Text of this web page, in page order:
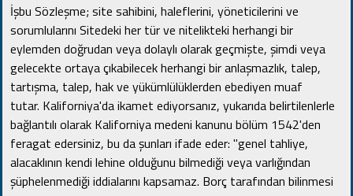
İşbu Sözleşme; site sahibini, haleflerini, yöneticilerini ve
sorumlularını Sitedeki her tür ve nitelikteki herhangi bir
eylemden doğrudan veya dolaylı olarak geçmişte, şimdi veya
gelecekte ortaya çıkabilecek herhangi biranlaşmazlık, talep,
tartışma, talep, hak ve yükümlülüklerden ebediyen muaf
tutar. Kaliforniya'da ikamet ediyorsanız, yukarıda belirtilenlerle
bağlantılı olarak Kaliforniya medeni kanunu bölüm 1542'den
feragat edersiniz, bu da şunları ifade eder: "genel tahliye,
alacaklının kendi lehine olduğunu bilmediği veya varlığından
şüphelenmediği iddialarını kapsamaz. Borç tarafından bilinmesi